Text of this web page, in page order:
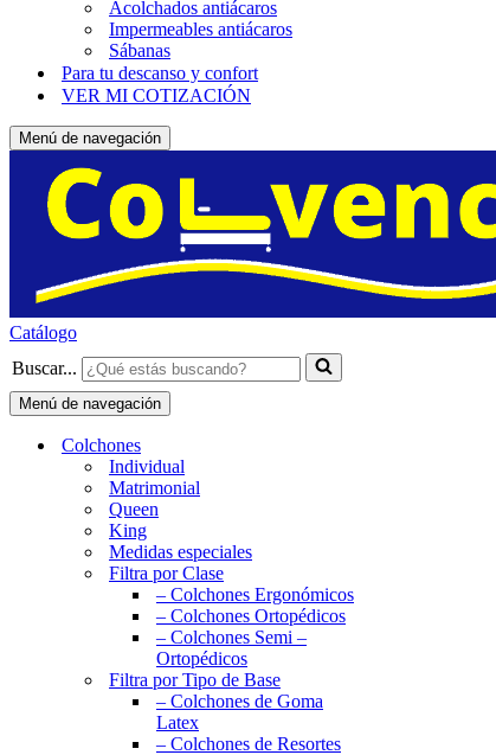
Acolchados antiácaros
Impermeables antiácaros
Sábanas
Para tu descanso y confort
VER MI COTIZACIÓN
Menú de navegación
Catálogo
Buscar...
Menú de navegación
Colchones
Individual
Matrimonial
Queen
King
Medidas especiales
Filtra por Clase
– Colchones Ergonómicos
– Colchones Ortopédicos
– Colchones Semi –
Ortopédicos
Filtra por Tipo de Base
– Colchones de Goma
Latex
– Colchones de Resortes